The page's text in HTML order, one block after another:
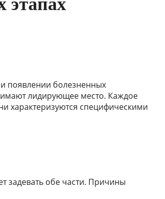
этапах
появлении болезненных
лидирующее место. Каждое
характеризуются специфическими
задевать обе части. Причины